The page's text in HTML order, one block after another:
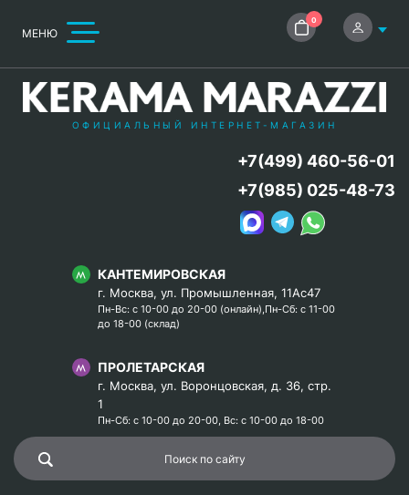
МЕНЮ
0
ОФИЦИАЛЬНЫЙ ИНТЕРНЕТ-МАГАЗИН
КАНТЕМИРОВСКАЯ
г. Москва, ул. Промышленная, 11Ас47
Пн-Вс: с 10-00 до 20-00 (онлайн),Пн-Сб: с 11-00
до 18-00 (склад)
ПРОЛЕТАРСКАЯ
г. Москва, ул. Воронцовская, д. 36, стр.
1
Пн-Сб: с 10-00 до 20-00, Вс: с 10-00 до 18-00
+7(499) 460-56-01
+7(985) 025-48-73